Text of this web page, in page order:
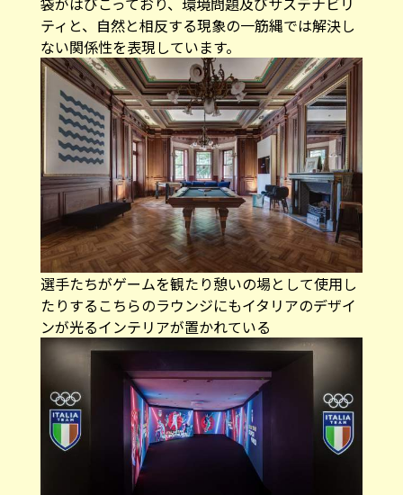
ティと、自然と相反する現象の一筋縄では解決し
ない関係性を表現しています。
選手たちがゲームを観たり憩いの場として使用し
たりするこちらのラウンジにもイタリアのデザイ
ンが光るインテリアが置かれている